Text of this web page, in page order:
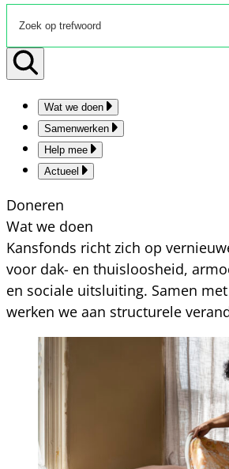
Wat we doen
Samenwerken
Help mee
Actueel
Doneren
Wat we doen
Kansfonds richt zich op
voor dak- en thuisloosheid,
en sociale uitsluiting. Samen
werken we aan structurele